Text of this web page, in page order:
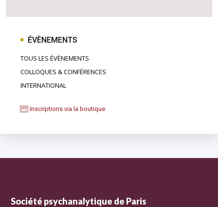
ÉVÈNEMENTS
TOUS LES ÉVÈNEMENTS
COLLOQUES & CONFÉRENCES
INTERNATIONAL
Inscriptions via la boutique
Société psychanalytique de Paris